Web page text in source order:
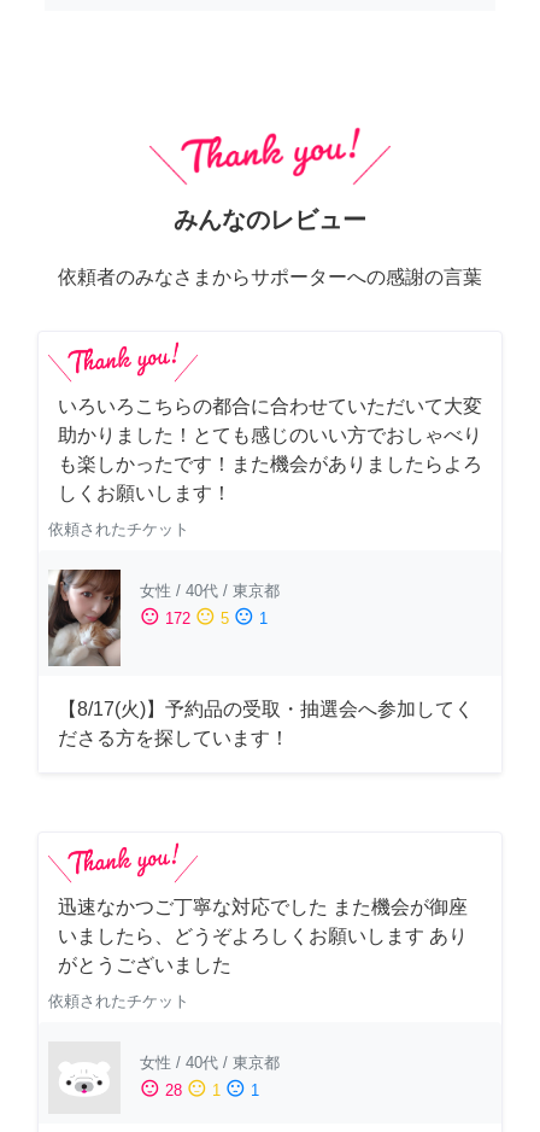
みんなのレビュー
依頼者のみなさまからサポーターへの感謝の言葉
いろいろこちらの都合に合わせていただいて大変
助かりました！とても感じのいい方でおしゃべり
も楽しかったです！また機会がありましたらよろ
しくお願いします！
依頼されたチケット
女性 / 40代 / 東京都
sentiment_satisfied 172 sentiment_neutral 5 sentiment_dissatisfied 1
【8/17(火)】予約品の受取・抽選会へ参加してく
ださる方を探しています！
迅速なかつご丁寧な対応でした また機会が御座
いましたら、どうぞよろしくお願いします あり
がとうございました
依頼されたチケット
女性 / 40代 / 東京都
sentiment_satisfied 28 sentiment_neutral 1 sentiment_dissatisfied 1